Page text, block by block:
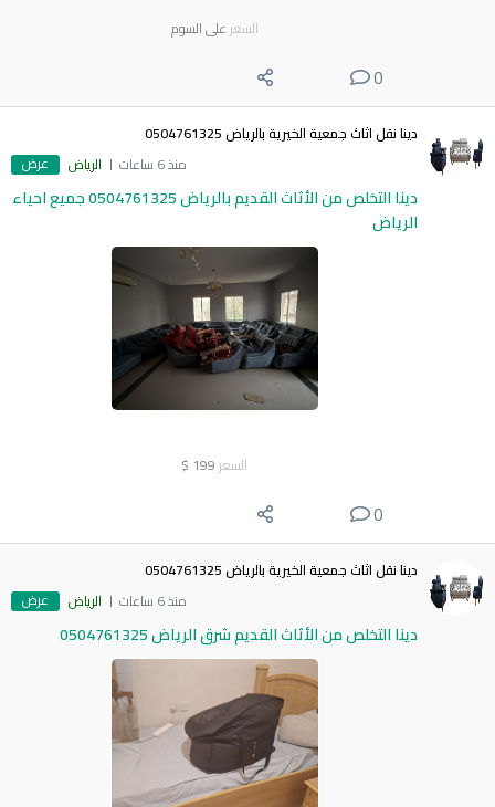
السعر على السوم
0
دينا نقل اثاث جمعية الخيرية بالرياض 0504761325
منذ 6 ساعات
الرياض عرض
دينا التخلص من الأثاث القديم بالرياض 0504761325 جميع احياء
الرياض
السعر 199
$
0
دينا نقل اثاث جمعية الخيرية بالرياض 0504761325
منذ 6 ساعات
الرياض عرض
دينا التخلص من الأثاث القديم شرق الرياض 0504761325